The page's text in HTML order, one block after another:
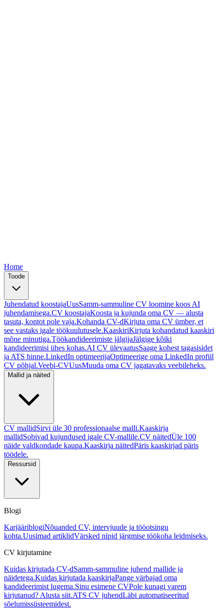
Home
Toode
Juhendatud koostajaUusSamm-sammuline CV loomine koos AI
juhendamisega.CV koostajaKoosta ja kujunda oma CV — alusta
tasuta, kontot pole vaja.Kohanda CV-dKirjuta oma CV ümber, et
see vastaks igale töökuulutusele.KaaskiriKirjuta kohandatud kaaskiri
mõne minutiga.Töökandideerimiste jälgijaJälgige kõiki
kandideerimisi ühes kohas.AI CV ülevaatusSaage kohest tagasisidet
ja ATS hinne.LinkedIn optimeerijaOptimeerige oma LinkedIn profiil
CV põhjal.Veebi-CVUusMuuda oma CV jagatavaks veebileheks.
Mallid ja näited
CV mallidSirvi üle 30 professionaalse malli.Kaaskirja
mallidSobivad kujundused igale CV-mallile.CV näitedÜle 100
näide valdkondade kaupa.Kaaskirja näitedPäris kaaskirjad päris
töödele.
Ressursid
Blogi
KarjääriblogiNõuanded CV, intervjuude ja tööotsingu
kohta.Uusimad artiklidVärsked nipid järgmise töökoha leidmiseks.
CV kirjutamine
Kuidas kirjutada CV-dSamm-sammuline juhend mallide ja
näidetega.Kuidas kirjutada kaaskirjaPange värbajad oma
kandideerimist lugema.Sinu esimene CVPole kunagi varem
kirjutanud? Alusta siit.ATS CV juhendLäbi automatiseeritud
sõelumissüsteemidest.